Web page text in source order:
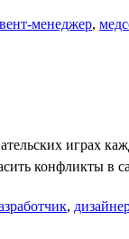
менеджер,
играх
конфликты в
,